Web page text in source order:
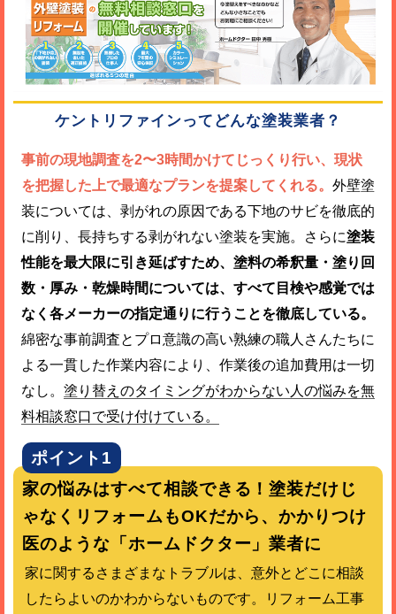
ケントリファインってどんな塗装業者？
事前の現地調査を2〜3時間かけてじっくり行い、現状
を把握した上で最適なプランを提案してくれる。 外壁塗
装については、剥がれの原因である下地のサビを徹底的
に削り、長持ちする剥がれない塗装を実施。さらに塗装
性能を最大限に引き延ばすため、塗料の希釈量・塗り回
数・厚み・乾燥時間については、すべて目検や感覚では
なく各メーカーの指定通りに行うことを徹底している。
綿密な事前調査とプロ意識の高い熟練の職人さんたちに
よる一貫した作業内容により、作業後の追加費用は一切
なし。 塗り替えのタイミングがわからない人の悩みを無
料相談窓口で受け付けている。
ポイント1
家の悩みはすべて相談できる！塗装だけじ
ゃなくリフォームもOKだから、かかりつけ
医のような「ホームドクター」業者に
家に関するさまざまなトラブルは、意外とどこに相談
したらよいのかわからないものです。リフォーム工事